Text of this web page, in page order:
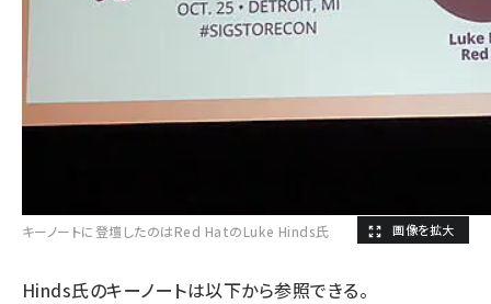
キーノートに登壇したのはRed HatのLuke Hinds氏
Hinds氏のキーノートは以下から参照できる。